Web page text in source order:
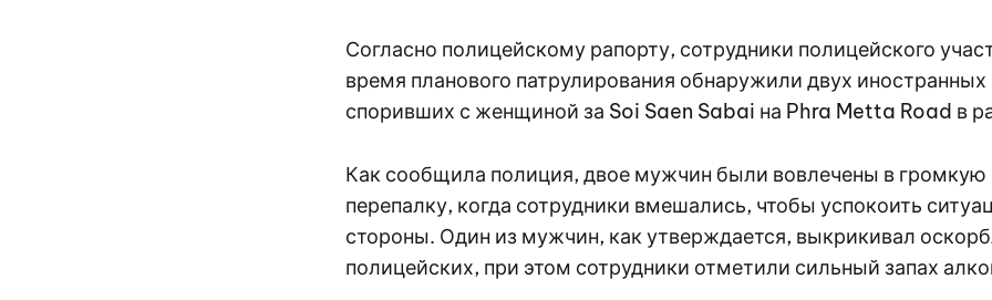
Согласно полицейскому рапорту, сотрудники полицейского
время планового патрулирования обнаружили двух
споривших с женщиной за Soi Saen Sabai на Phra Metta Road в
Как сообщила полиция, двое мужчин были вовлечены в громкую
перепалку, когда сотрудники вмешались, чтобы успокоить
стороны. Один из мужчин, как утверждается, выкрикивал
полицейских, при этом сотрудники отметили сильный запах